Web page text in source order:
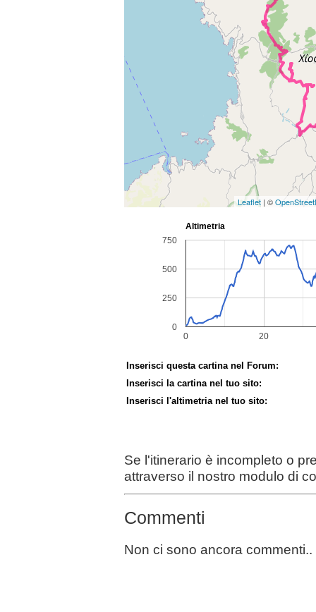
Leaflet | ©
Inserisci questa cartina nel Forum:
Inserisci la cartina nel tuo sito:
Inserisci l'altimetria nel tuo sito:
Se l'itinerario è incompleto o
attraverso il nostro modulo di
Commenti
Non ci sono ancora commenti..